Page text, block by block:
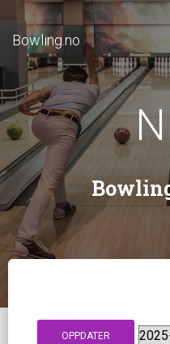
Bowling.no